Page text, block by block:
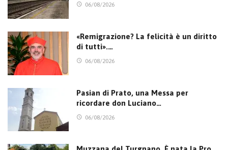
06/08/2026
«Remigrazione? La felicità è un diritto
di tutti».…
06/08/2026
Pasian di Prato, una Messa per
ricordare don Luciano…
06/08/2026